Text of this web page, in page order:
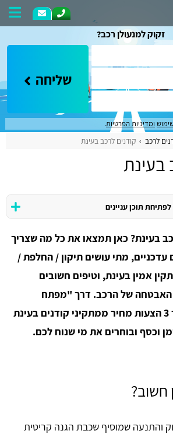
זקוק למנעולן רכב?
שליחה
ומדיניות הפרטיות.
לרכב קודנים לרכב בעינת
בעינת
תוכן עניינים
בעינת? כאן תמצאו את כל מה שצריך
עדכניים, מתי עושים תיקון / החלפת /
אמין בעינת, וטיפים חשובים
של הרכב. דרך "מפתח
בקליק" תשוו בין עד 3 הצעות מחיר ממתקיני קודנים בעינת
וכסף ובוחרים את מי שנוח לכם.
חשוב?
והתנעה שמוסיף שכבת הגנה קריטית